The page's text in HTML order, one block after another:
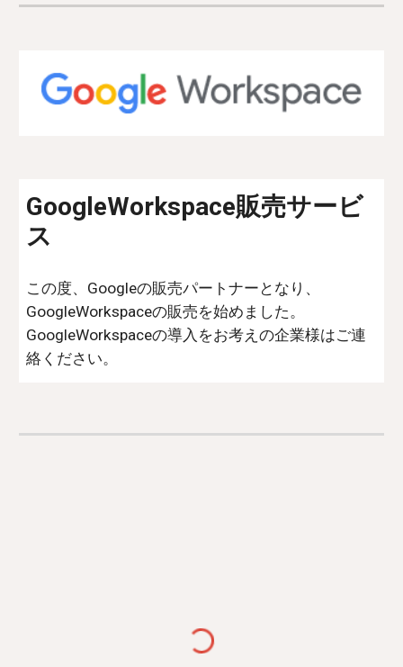
GoogleWorkspace販売サービ
ス
この度、Googleの販売パートナーとなり、
GoogleWorkspaceの販売を始めました。
GoogleWorkspaceの導入をお考えの企業様はご連
絡ください。